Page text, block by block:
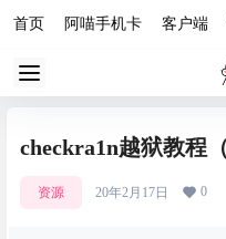
首页 阿喵手机卡 客户端
checkra1n越狱教程
资源 20年2月17日 0